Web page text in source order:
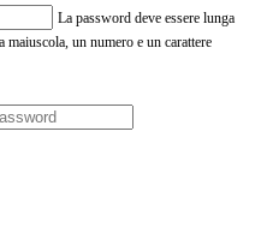
La password deve essere lunga
maiuscola, un numero e un carattere